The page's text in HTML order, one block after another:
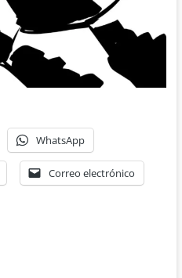
WhatsApp
Correo electrónico